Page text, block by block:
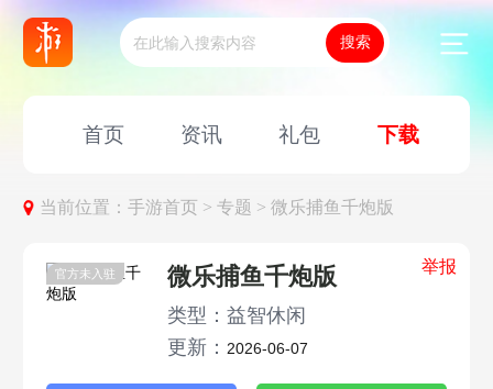
首页 资讯 礼包 下载
当前位置：手游首页 >专题 >微乐捕鱼千炮版
官方未入驻 举报
微乐捕鱼千炮版
类型：益智休闲
更新： 2026-06-07